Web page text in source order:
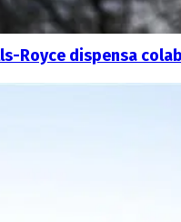
Royce dispensa